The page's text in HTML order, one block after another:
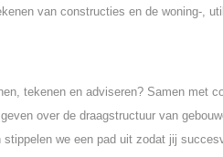
van constructies en de woning-,
tekenen en adviseren? Samen met
over de draagstructuur van
we een pad uit zodat jij